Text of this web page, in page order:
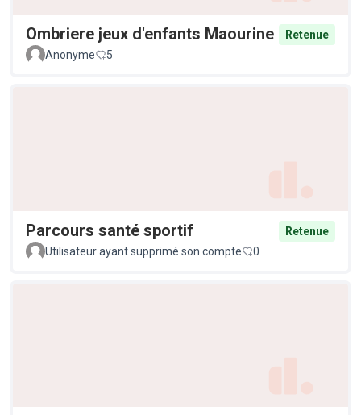
Ombriere jeux d'enfants Maourine
Retenue
Anonyme
5
Parcours santé sportif
Retenue
Utilisateur ayant supprimé son compte
0